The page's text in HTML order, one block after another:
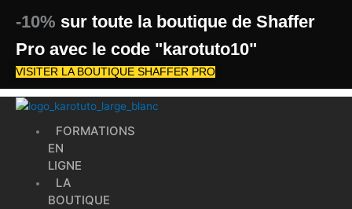
contenu
-10% sur toute la boutique de Shaffer
Pro avec le code "karotuto10"
VISITER LA BOUTIQUE SHAFFER PRO
FORMATIONS
EN
LIGNE
LA
BOUTIQUE